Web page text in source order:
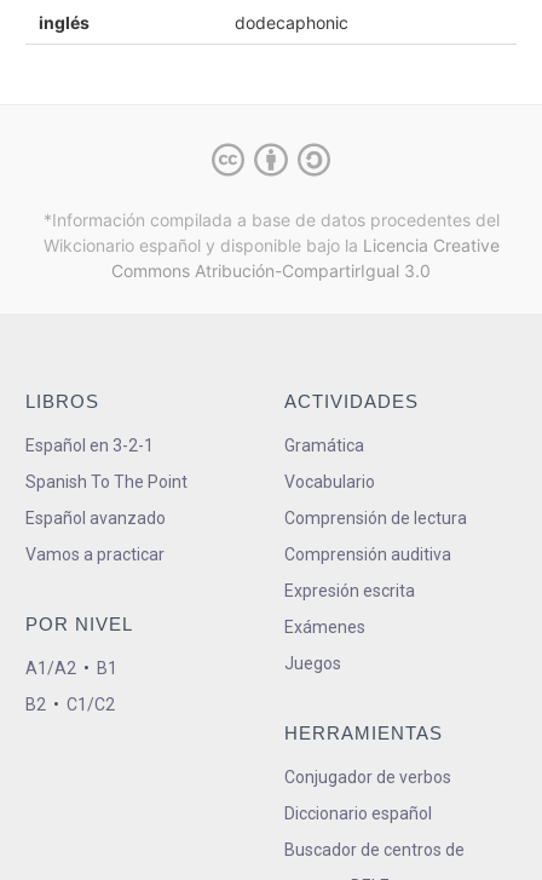
inglés dodecaphonic
*Información compilada a base de datos procedentes del
Wikcionario español y disponible bajo la Licencia Creative
Commons Atribución-CompartirIgual 3.0
LIBROS
Español en 3-2-1
Spanish To The Point
Español avanzado
Vamos a practicar
POR NIVEL
A1/A2 • B1
B2 • C1/C2
ACTIVIDADES
Gramática
Vocabulario
Comprensión de lectura
Comprensión auditiva
Expresión escrita
Exámenes
Juegos
HERRAMIENTAS
Conjugador de verbos
Diccionario español
Buscador de centros de